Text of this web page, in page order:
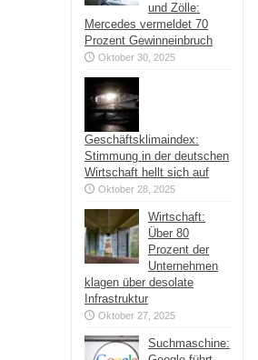
und Zölle:
Mercedes vermeldet 70
Prozent Gewinneinbruch
Oktober 30, 2025
Geschäftsklimaindex:
Stimmung in der deutschen
Wirtschaft hellt sich auf
Oktober 28, 2025
Wirtschaft:
Über 80
Prozent der
Unternehmen
klagen über desolate
Infrastruktur
Oktober 27, 2025
Suchmaschine: